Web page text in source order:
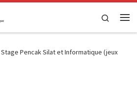
Search
Stage Pencak Silat et Informatique (jeux